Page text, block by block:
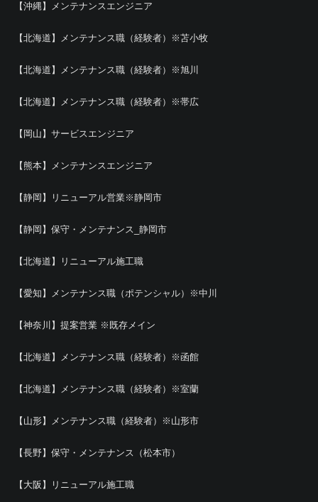
【沖縄】メンテナンスエンジニア
【北海道】メンテナンス職（経験者）※苫小牧
【北海道】メンテナンス職（経験者）※旭川
【北海道】メンテナンス職（経験者）※帯広
【岡山】サービスエンジニア
【熊本】メンテナンスエンジニア
【静岡】リニューアル営業※静岡市
【静岡】保守・メンテナンス_静岡市
【北海道】リニューアル施工職
【愛知】メンテナンス職（ポテンシャル）※中川
【神奈川】提案営業 ※既存メイン
【北海道】メンテナンス職（経験者）※函館
【北海道】メンテナンス職（経験者）※室蘭
【山形】メンテナンス職（経験者）※山形市
【長野】保守・メンテナンス（松本市）
【大阪】リニューアル施工職